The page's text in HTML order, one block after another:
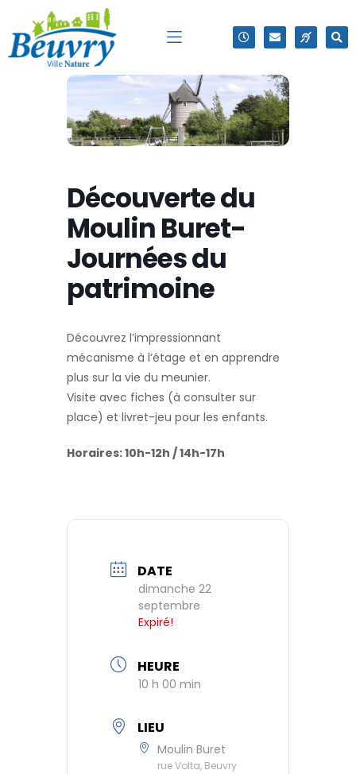
Découverte du
Moulin Buret-
Journées du
patrimoine
Découvrez l’impressionnant
mécanisme à l’étage et en apprendre
plus sur la vie du meunier.
Visite avec fiches (à consulter sur
place) et livret-jeu pour les enfants.
Horaires: 10h-12h / 14h-17h
DATE
dimanche 22
septembre
Expiré!
HEURE
10 h 00 min
LIEU
Moulin Buret
rue Volta, Beuvry